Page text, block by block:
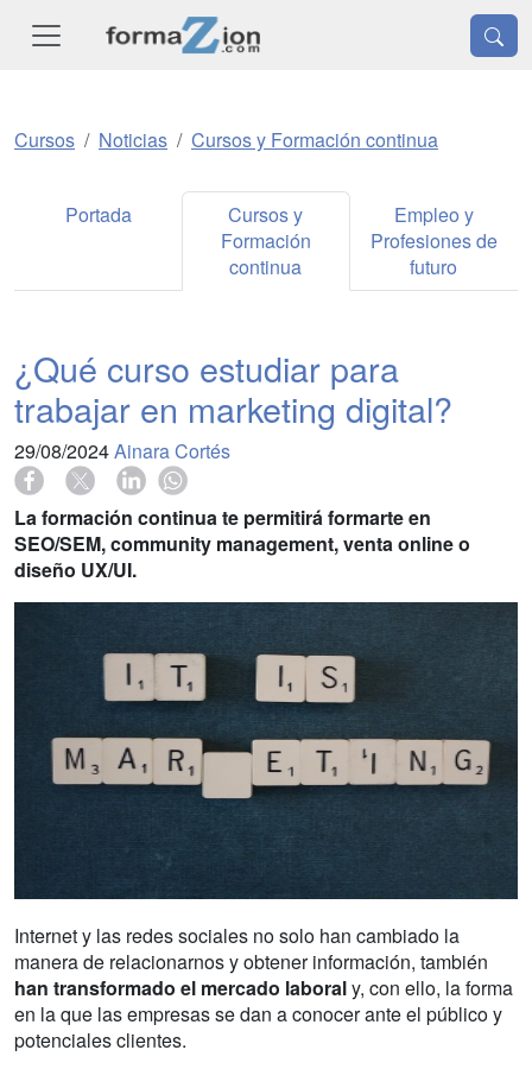
Cursos Noticias Cursos y Formación continua
Portada
Cursos y
Formación
continua
Empleo y
Profesiones de
futuro
¿Qué curso estudiar para
trabajar en marketing digital?
29/08/2024Ainara Cortés
La formación continua te permitirá formarte en
SEO/SEM, community management, venta online o
diseño UX/UI.
Internet y las redes sociales no solo han cambiado la
manera de relacionarnos y obtener información, también
han transformado el mercado laboraly, con ello, la forma
en la que las empresas se dan a conocer ante el público y
potenciales clientes.